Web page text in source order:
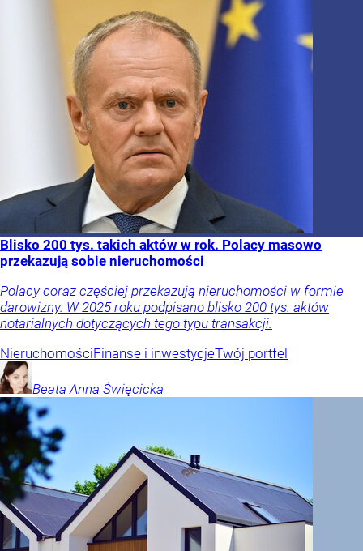
Blisko 200 tys. takich aktów w rok. Polacy masowo
przekazują sobie nieruchomości
Polacy coraz częściej przekazują nieruchomości w formie
darowizny. W 2025 roku podpisano blisko 200 tys. aktów
notarialnych dotyczących tego typu transakcji.
NieruchomościFinanse i inwestycjeTwój portfel
Beata Anna Święcicka